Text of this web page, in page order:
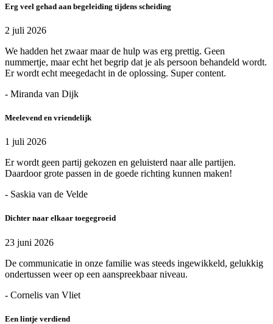
Erg veel gehad aan begeleiding tijdens scheiding
2 juli 2026
We hadden het zwaar maar de hulp was erg prettig. Geen
nummertje, maar echt het begrip dat je als persoon behandeld wordt.
Er wordt echt meegedacht in de oplossing. Super content.
- Miranda van Dijk
Meelevend en vriendelijk
1 juli 2026
Er wordt geen partij gekozen en geluisterd naar alle partijen.
Daardoor grote passen in de goede richting kunnen maken!
- Saskia van de Velde
Dichter naar elkaar toegegroeid
23 juni 2026
De communicatie in onze familie was steeds ingewikkeld, gelukkig
ondertussen weer op een aanspreekbaar niveau.
- Cornelis van Vliet
Een lintje verdiend